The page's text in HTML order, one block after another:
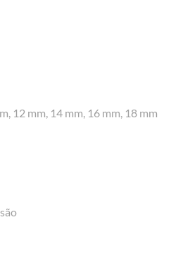
12 mm, 14 mm, 16 mm, 18 mm